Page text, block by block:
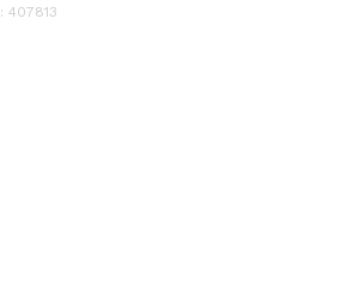
:407813